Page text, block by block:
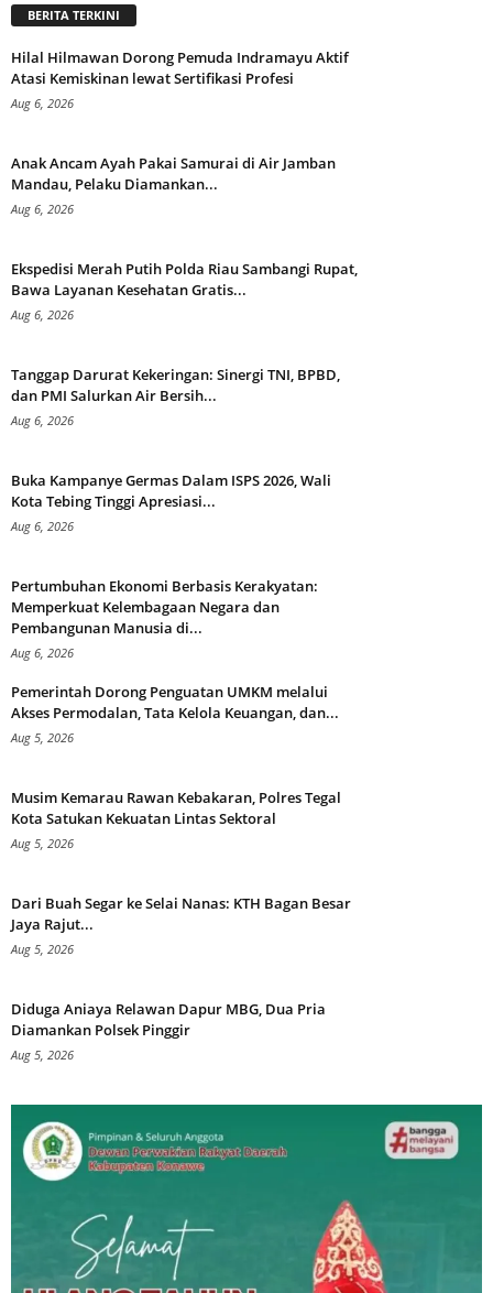
BERITA TERKINI
Hilal Hilmawan Dorong Pemuda Indramayu Aktif
Atasi Kemiskinan lewat Sertifikasi Profesi
Aug 6, 2026
Anak Ancam Ayah Pakai Samurai di Air Jamban
Mandau, Pelaku Diamankan...
Aug 6, 2026
Ekspedisi Merah Putih Polda Riau Sambangi Rupat,
Bawa Layanan Kesehatan Gratis...
Aug 6, 2026
Tanggap Darurat Kekeringan: Sinergi TNI, BPBD,
dan PMI Salurkan Air Bersih...
Aug 6, 2026
Buka Kampanye Germas Dalam ISPS 2026, Wali
Kota Tebing Tinggi Apresiasi...
Aug 6, 2026
Pertumbuhan Ekonomi Berbasis Kerakyatan:
Memperkuat Kelembagaan Negara dan
Pembangunan Manusia di...
Aug 6, 2026
Pemerintah Dorong Penguatan UMKM melalui
Akses Permodalan, Tata Kelola Keuangan, dan...
Aug 5, 2026
Musim Kemarau Rawan Kebakaran, Polres Tegal
Kota Satukan Kekuatan Lintas Sektoral
Aug 5, 2026
Dari Buah Segar ke Selai Nanas: KTH Bagan Besar
Jaya Rajut...
Aug 5, 2026
Diduga Aniaya Relawan Dapur MBG, Dua Pria
Diamankan Polsek Pinggir
Aug 5, 2026